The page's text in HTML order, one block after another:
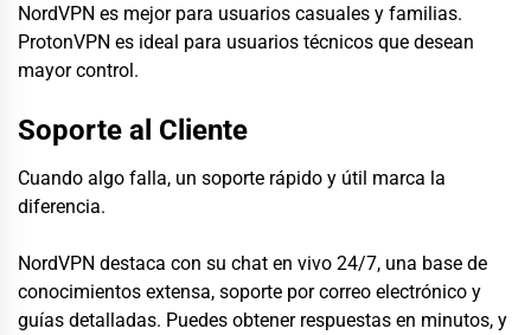
NordVPN es mejor para usuarios casuales y familias.
ProtonVPN es ideal para usuarios técnicos que desean
mayor control.
Soporte al Cliente
Cuando algo falla, un soporte rápido y útil marca la
diferencia.
NordVPN destaca con su chat en vivo 24/7, una base de
conocimientos extensa, soporte por correo electrónico y
guías detalladas. Puedes obtener respuestas en minutos, y